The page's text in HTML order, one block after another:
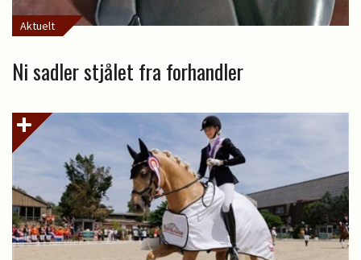
Aktuelt
Ni sadler stjålet fra forhandler